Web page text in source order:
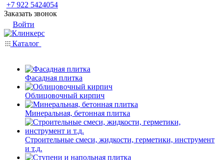
+7 922 5424054
Заказать звонок
Войти
Каталог
Фасадная плитка
Облицовочный кирпич
Минеральная, бетонная плитка
Строительные смеси, жидкости, герметики, инструмент
и т.д.